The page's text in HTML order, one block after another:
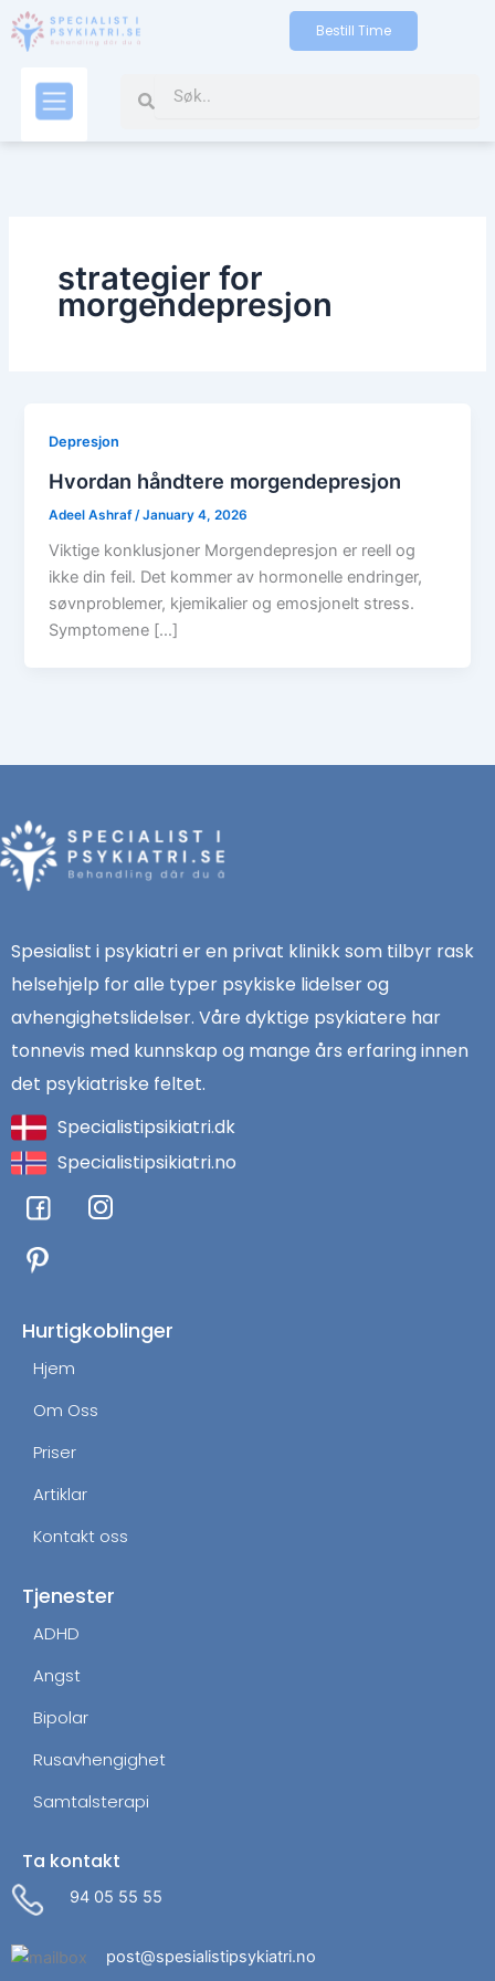
Skip
to
Bestill Time
Search
strategier for
morgendepresjon
Depresjon
Hvordan håndtere morgendepresjon
Adeel Ashraf /January 4, 2026
Viktige konklusjoner Morgendepresjon er reell og
ikke din feil. Det kommer av hormonelle endringer,
søvnproblemer, kjemikalier og emosjonelt stress.
Symptomene […]
Spesialist i psykiatri er en privat klinikk som tilbyr rask
helsehjelp for alle typer psykiske lidelser og
avhengighetslidelser. Våre dyktige psykiatere har
tonnevis med kunnskap og mange års erfaring innen
det psykiatriske feltet.
Specialistipsikiatri.dk
Specialistipsikiatri.no
F
a
c
e
o
k
I
n
g
Hurtigkoblinger
Hjem
Om Oss
Priser
Artiklar
Kontakt oss
Tjenester
ADHD
Angst
Bipolar
Rusavhengighet
Samtalsterapi
Ta kontakt
94 05 55 55
post@spesialistipsykiatri.no